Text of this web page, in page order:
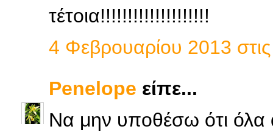
τέτοια!!!!!!!!!!!!!!!!!!!!
4 Φεβρουαρίου 2013
Penelope είπε...
Να μην υποθέσω ότι όλα